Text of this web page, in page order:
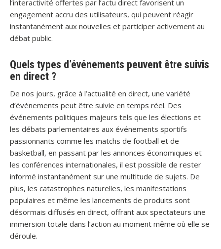
l’interactivité offertes par l’actu direct favorisent un
engagement accru des utilisateurs, qui peuvent réagir
instantanément aux nouvelles et participer activement au
débat public.
Quels types d’événements peuvent être suivis
en direct ?
De nos jours, grâce à l’actualité en direct, une variété
d’événements peut être suivie en temps réel. Des
événements politiques majeurs tels que les élections et
les débats parlementaires aux événements sportifs
passionnants comme les matchs de football et de
basketball, en passant par les annonces économiques et
les conférences internationales, il est possible de rester
informé instantanément sur une multitude de sujets. De
plus, les catastrophes naturelles, les manifestations
populaires et même les lancements de produits sont
désormais diffusés en direct, offrant aux spectateurs une
immersion totale dans l’action au moment même où elle se
déroule.